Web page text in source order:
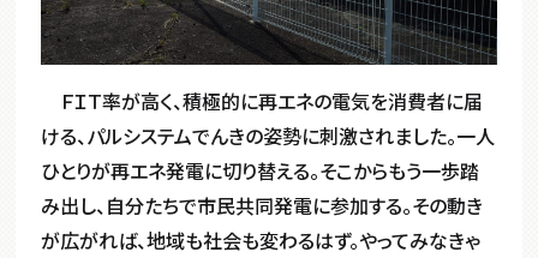
ＦＩＴ率が高く、積極的に再エネの電気を消費者に届
ける、パルシステムでんきの姿勢に刺激されました。一人
ひとりが再エネ発電に切り替える。そこからもう一歩踏
み出し、自分たちで市民共同発電に参加する。その動き
が広がれば、地域も社会も変わるはず。やってみなきゃ